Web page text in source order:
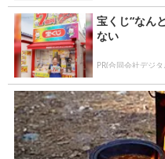
宝くじ“なん
ない
PR(合同会社デジ